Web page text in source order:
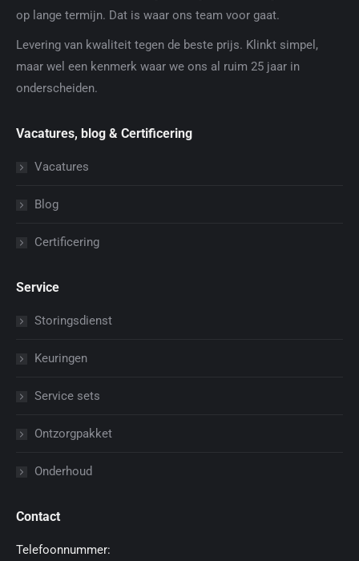
op lange termijn. Dat is waar ons team voor gaat.
Levering van kwaliteit tegen de beste prijs. Klinkt simpel,
maar wel een kenmerk waar we ons al ruim 25 jaar in
onderscheiden.
Vacatures, blog & Certificering
Vacatures
Blog
Certificering
Service
Storingsdienst
Keuringen
Service sets
Ontzorgpakket
Onderhoud
Contact
Telefoonnummer: